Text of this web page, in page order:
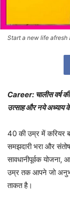
Start a new life afresh
Career: चालीस वर्ष
उत्साह और नये अध्याय
40 की उम्र में करियर
समझदारी भरा और
सावधानीपूर्वक योजना,
उम्र तक आपने जो
ताकत है।